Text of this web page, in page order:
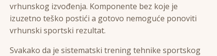
vrhunskog izvođenja. Komponente bez koje je
izuzetno teško postići a gotovo nemoguće ponoviti
vrhunski sportski rezultat.
Svakako da je sistematski trening tehnike sportskog